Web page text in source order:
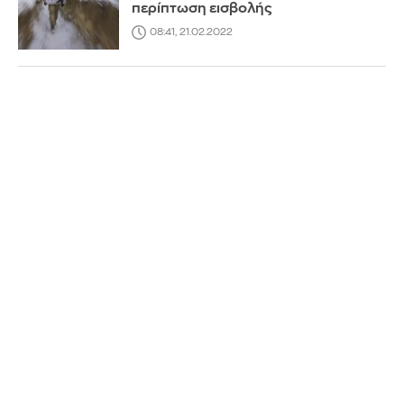
περίπτωση εισβολής
08:41, 21.02.2022